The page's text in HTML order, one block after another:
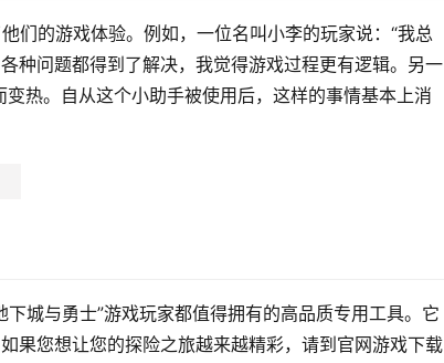
们的游戏体验。例如，一位名叫小李的玩家说：“我总
种问题都得到了解决，我觉得游戏过程更有逻辑。另一
热。自从这个小助手被使用后，这样的事情基本上消
城与勇士”游戏玩家都值得拥有的高品质专用工具。它
果您想让您的探险之旅越来越精彩，请到官网游戏下载